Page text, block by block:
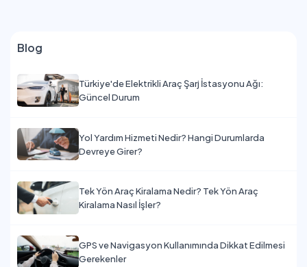
Blog
Türkiye'de Elektrikli Araç Şarj İstasyonu Ağı:
Güncel Durum
Yol Yardım Hizmeti Nedir? Hangi Durumlarda
Devreye Girer?
Tek Yön Araç Kiralama Nedir? Tek Yön Araç
Kiralama Nasıl İşler?
GPS ve Navigasyon Kullanımında Dikkat Edilmesi
Gerekenler